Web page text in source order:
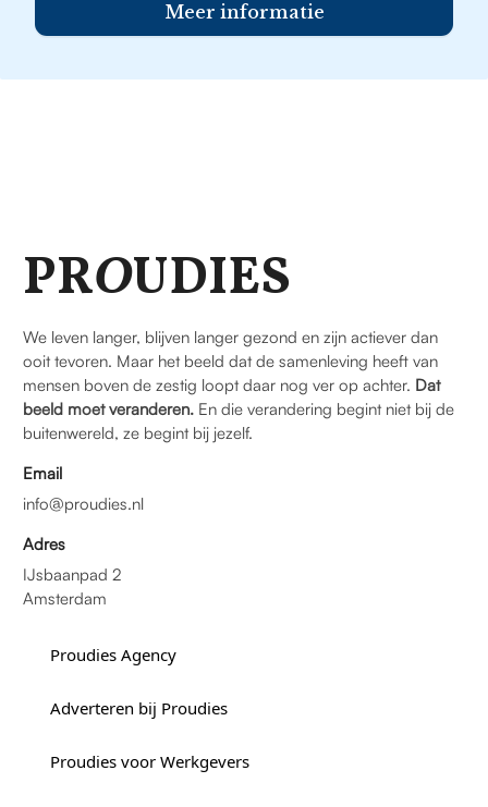
Meer informatie
PROUDIES
We leven langer, blijven langer gezond en zijn actiever dan
ooit tevoren. Maar het beeld dat de samenleving heeft van
mensen boven de zestig loopt daar nog ver op achter. Dat
beeld moet veranderen. En die verandering begint niet bij de
buitenwereld, ze begint bij jezelf.
Email
info@proudies.nl
Adres
IJsbaanpad 2
Amsterdam
Proudies Agency
Adverteren bij Proudies
Proudies voor Werkgevers